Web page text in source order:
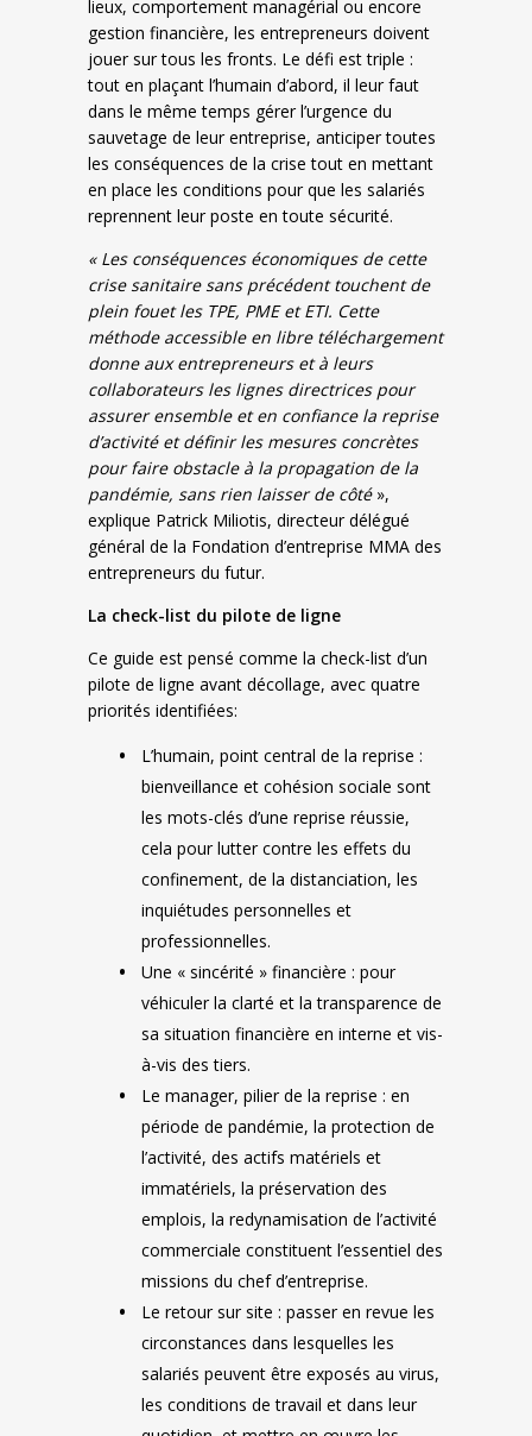
lieux, comportement managérial ou encore
gestion financière, les entrepreneurs doivent
jouer sur tous les fronts. Le défi est triple :
tout en plaçant l’humain d’abord, il leur faut
dans le même temps gérer l’urgence du
sauvetage de leur entreprise, anticiper toutes
les conséquences de la crise tout en mettant
en place les conditions pour que les salariés
reprennent leur poste en toute sécurité.
« Les conséquences économiques de cette
crise sanitaire sans précédent touchent de
plein fouet les TPE, PME et ETI. Cette
méthode accessible en libre téléchargement
donne aux entrepreneurs et à leurs
collaborateurs les lignes directrices pour
assurer ensemble et en confiance la reprise
d’activité et définir les mesures concrètes
pour faire obstacle à la propagation de la
pandémie, sans rien laisser de côté»,
explique Patrick Miliotis, directeur délégué
général de la Fondation d’entreprise MMA des
entrepreneurs du futur.
La check-list du pilote de ligne
Ce guide est pensé comme la check-list d’un
pilote de ligne avant décollage, avec quatre
priorités identifiées:
L’humain, point central de la reprise :
bienveillance et cohésion sociale sont
les mots-clés d’une reprise réussie,
cela pour lutter contre les effets du
confinement, de la distanciation, les
inquiétudes personnelles et
professionnelles.
Une « sincérité » financière : pour
véhiculer la clarté et la transparence de
sa situation financière en interne et vis-
à-vis des tiers.
Le manager, pilier de la reprise : en
période de pandémie, la protection de
l’activité, des actifs matériels et
immatériels, la préservation des
emplois, la redynamisation de l’activité
commerciale constituent l’essentiel des
missions du chef d’entreprise.
Le retour sur site : passer en revue les
circonstances dans lesquelles les
salariés peuvent être exposés au virus,
les conditions de travail et dans leur